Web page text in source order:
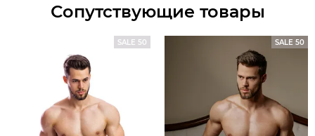
Сопутствующие товары
SALE 50 SALE 50